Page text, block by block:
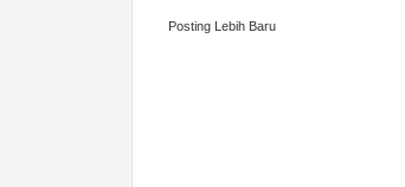
Posting Lebih Baru